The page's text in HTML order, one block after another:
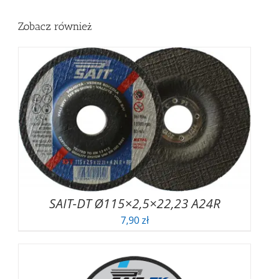
Zobacz również
SAIT-DT Ø115×2,5×22,23 A24R
7,90zł